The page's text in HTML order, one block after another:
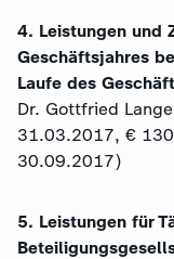
4. Leistungen und
Geschäftsjahres
Laufe des
Dr. Gottfried
31.03.2017, €
30.09.2017)
5. Leistungen für